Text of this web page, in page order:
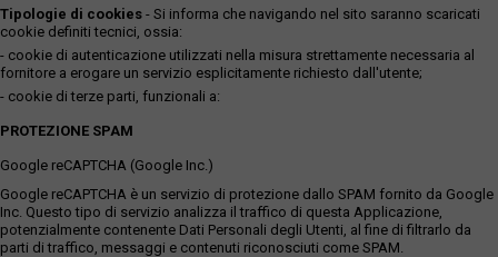
Tipologie di cookies - Si informa che navigando nel sito saranno scaricati
cookie definiti tecnici, ossia:
- cookie di autenticazione utilizzati nella misura strettamente necessaria al
fornitore a erogare un servizio esplicitamente richiesto dall'utente;
- cookie di terze parti, funzionali a:
PROTEZIONE SPAM
Google reCAPTCHA (Google Inc.)
Google reCAPTCHA è un servizio di protezione dallo SPAM fornito da Google
Inc. Questo tipo di servizio analizza il traffico di questa Applicazione,
potenzialmente contenente Dati Personali degli Utenti, al fine di filtrarlo da
parti di traffico, messaggi e contenuti riconosciuti come SPAM.